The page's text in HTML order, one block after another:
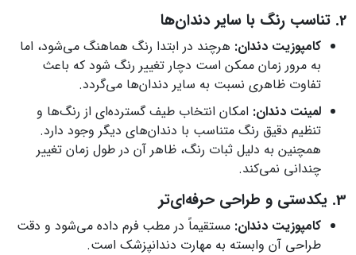
2. تناسب رنگ با سایر دندان‌ها
کامپوزیت دندان: هرچند در ابتدا رنگ‌ هماهنگ می‌شود، اما
به مرور زمان ممکن است دچار تغییر رنگ شود که باعث
تفاوت ظاهری نسبت به سایر دندان‌ها می‌گردد.
لمینت دندان: امکان انتخاب طیف گسترده‌ای از رنگ‌ها و
تنظیم دقیق رنگ متناسب با دندان‌های دیگر وجود دارد.
همچنین به دلیل ثبات رنگ، ظاهر آن در طول زمان تغییر
چندانی نمی‌کند.
3. یکدستی و طراحی حرفه‌ای‌تر
کامپوزیت دندان: مستقیماً در مطب فرم داده می‌شود و دقت
طراحی آن وابسته به مهارت دندانپزشک است.